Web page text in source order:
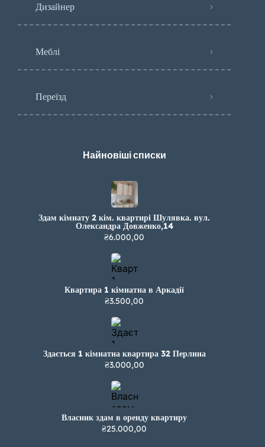
Дизайнер
Меблі
Переїзд
Найновіші списки
Здам кімнату 2 кім. квартирі Шулявка. вул.
Олександра Довженко,14
₴6.000,00
Квартира 1 кімнатна в Аркадії
₴3.500,00
Здається 1 кімнатна квартира 32 Перлина
₴3.000,00
Власник здам в оренду квартиру
₴25.000,00